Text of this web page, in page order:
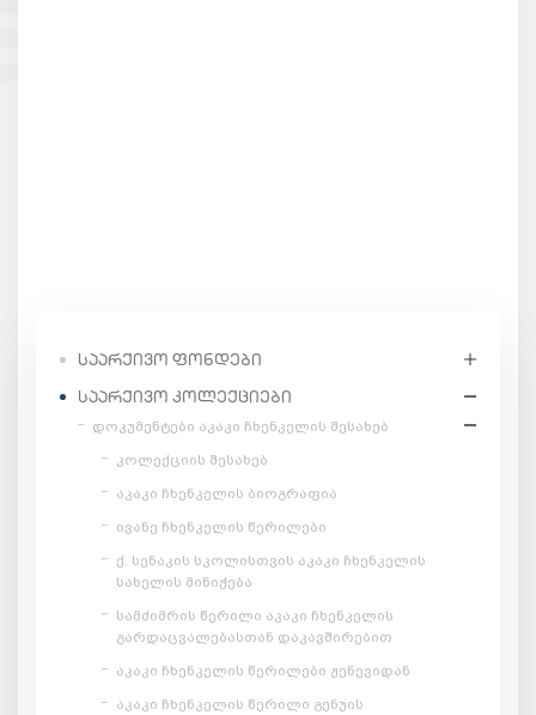
ᲡᲐᲐᲠᲥᲘᲕᲝ ᲤᲝᲜᲓᲔᲑᲘ
ᲡᲐᲐᲠᲥᲘᲕᲝ ᲙᲝᲚᲔᲥᲪᲘᲔᲑᲘ
დოკუმენტები აკაკი ჩხენკელის შესახებ
კოლექციის შესახებ
აკაკი ჩხენკელის ბიოგრაფია
ივანე ჩხენკელის წერილები
ქ. სენაკის სკოლისთვის აკაკი ჩხენკელის
სახელის მინიჭება
სამძიმრის წერილი აკაკი ჩხენკელის
გარდაცვალებასთან დაკავშირებით
აკაკი ჩხენკელის წერილები ჟენევიდან
აკაკი ჩხენკელის წერილი გენუის